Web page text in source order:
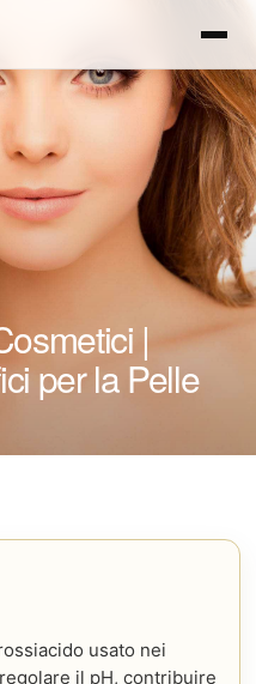
|
per la Pelle
usato nei
il pH, contribuire